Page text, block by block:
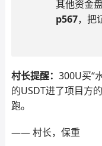
其他资金
p567，把
村长提醒： 300U买“
的USDT进了项目方
跑。
—— 村长，保重